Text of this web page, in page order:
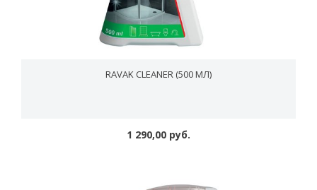
RAVAK CLEANER (500 МЛ)
1 290,00 руб.